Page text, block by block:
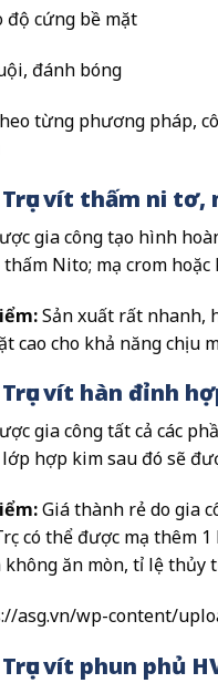
độ cứng bề mặt
đánh bóng
từng phương pháp,
vít thấm ni tơ,
gia công tạo hình
Nito; mạ crom
Sản xuất rất nhanh,
cao cho khả năng chịu
vít hàn đỉnh
gia công tất cả các
hợp kim sau đó sẽ
Giá thành rẻ do gia
có thể được mạ
ăn mòn, tỉ lệ thủy
asg.vn/wp-content/
vít phun phủ